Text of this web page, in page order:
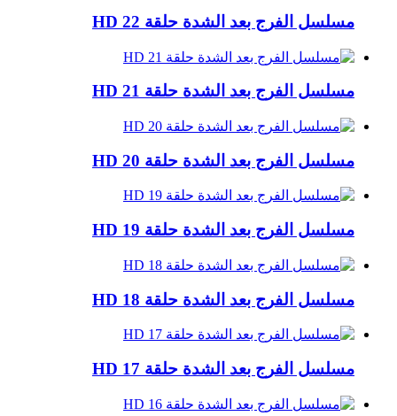
مسلسل الفرج بعد الشدة حلقة 22 HD
مسلسل الفرج بعد الشدة حلقة 21 HD
مسلسل الفرج بعد الشدة حلقة 20 HD
مسلسل الفرج بعد الشدة حلقة 19 HD
مسلسل الفرج بعد الشدة حلقة 18 HD
مسلسل الفرج بعد الشدة حلقة 17 HD